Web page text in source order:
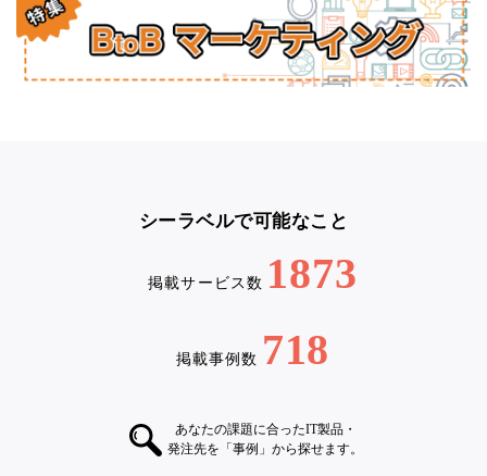
シーラベルで可能なこと
掲載サービス数 1873
掲載事例数 718
あなたの課題に合ったIT製品・
発注先を「事例」から探せます。